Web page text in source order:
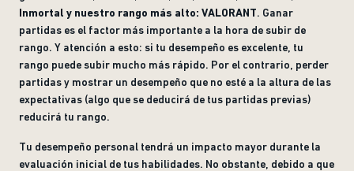
Inmortal y nuestro rango más alto: VALORANT. Ganar
partidas es el factor más importante a la hora de subir de
rango. Y atención a esto: si tu desempeño es excelente, tu
rango puede subir mucho más rápido. Por el contrario, perder
partidas y mostrar un desempeño que no esté a la altura de las
expectativas (algo que se deducirá de tus partidas previas)
reducirá tu rango.
Tu desempeño personal tendrá un impacto mayor durante la
evaluación inicial de tus habilidades. No obstante, debido a que